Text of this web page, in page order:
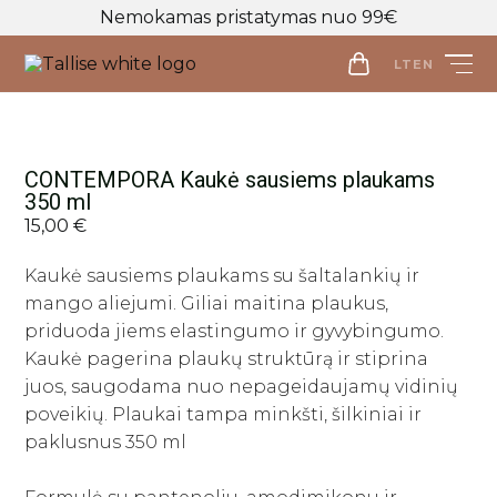
Nemokamas pristatymas nuo 99€
LT EN
Parduotuvė
Veido priežiūra
Makiažo valymo priemonės
Veido prausikliai
Veido šveitikliai
Veido tonikai
Veido serumai
Veido ampulės
Veido kaukės
Kūno priežiūra
Visos priemonės
Kūno prausikliai, šveitikliai
Kūno kremai ir losjonai
Kūno purškikliai
Rankų kremai
Makiažo Priemonės
Visos priemonės
Makiažo bazės
Makiažo pagrindai ir maskuokliai
Birios ir presuotos pudros
Veido kontūravimui
Plaukų priežiūros priemonės
Visos priemonės
Galvos odos šveitikliai
Apranga
Apranga
Palaidinės
CONTEMPORA Kaukė sausiems plaukams
350 ml
15,00€
Kaukė sausiems plaukams su šaltalankių ir
mango aliejumi. Giliai maitina plaukus,
priduoda jiems elastingumo ir gyvybingumo.
Kaukė pagerina plaukų struktūrą ir stiprina
juos, saugodama nuo nepageidaujamų vidinių
poveikių. Plaukai tampa minkšti, šilkiniai ir
paklusnus 350 ml